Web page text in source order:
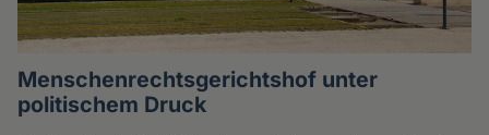
Menschenrechtsgerichtshof unter
politischem Druck